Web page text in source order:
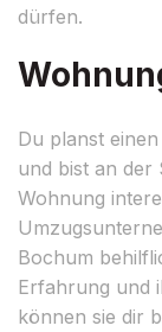
dürfen.
Du planst
und bist an der
Wohnung
Bochum
Erfahrung und
können sie dir